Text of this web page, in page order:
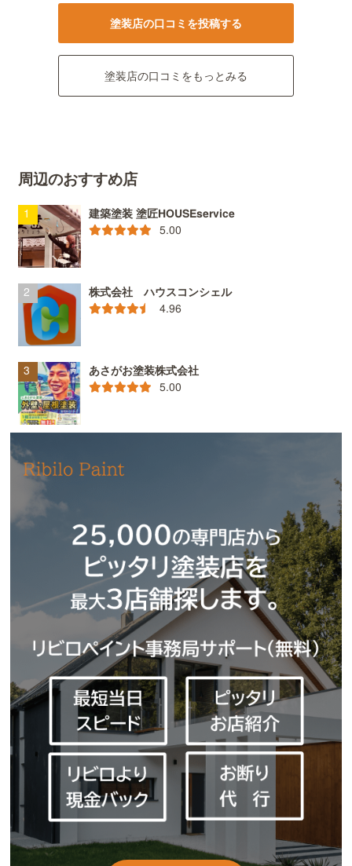
塗装店の口コミを投稿する
塗装店の口コミをもっとみる
周辺のおすすめ店
建築塗装 塗匠HOUSEservice
5.00
株式会社 ハウスコンシェル
4.96
あさがお塗装株式会社
5.00